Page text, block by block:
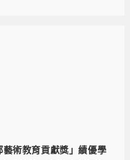
術教育貢獻獎」績優學